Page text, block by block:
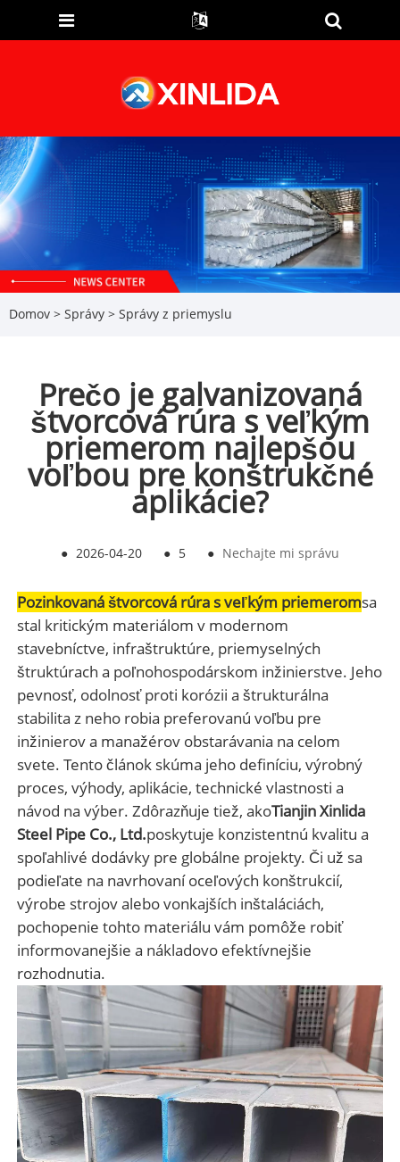
Domov > Správy > Správy z priemyslu
Prečo je galvanizovaná
štvorcová rúra s veľkým
priemerom najlepšou
voľbou pre konštrukčné
aplikácie?
● 2026-04-20 ● 5 ● Nechajte mi správu
Pozinkovaná štvorcová rúra s veľkým priemeromsa
stal kritickým materiálom v modernom
stavebníctve, infraštruktúre, priemyselných
štruktúrach a poľnohospodárskom inžinierstve. Jeho
pevnosť, odolnosť proti korózii a štrukturálna
stabilita z neho robia preferovanú voľbu pre
inžinierov a manažérov obstarávania na celom
svete. Tento článok skúma jeho definíciu, výrobný
proces, výhody, aplikácie, technické vlastnosti a
návod na výber. Zdôrazňuje tiež, akoTianjin Xinlida
Steel Pipe Co., Ltd.poskytuje konzistentnú kvalitu a
spoľahlivé dodávky pre globálne projekty. Či už sa
podieľate na navrhovaní oceľových konštrukcií,
výrobe strojov alebo vonkajších inštaláciách,
pochopenie tohto materiálu vám pomôže robiť
informovanejšie a nákladovo efektívnejšie
rozhodnutia.